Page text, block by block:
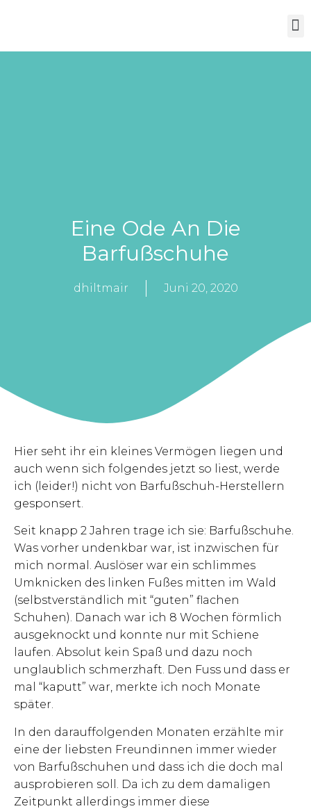
Eine Ode An Die
Barfußschuhe
dhiltmair Juni 20, 2020
Hier seht ihr ein kleines Vermögen liegen und
auch wenn sich folgendes jetzt so liest, werde
ich (leider!) nicht von Barfußschuh-Herstellern
gesponsert.
Seit knapp 2 Jahren trage ich sie: Barfußschuhe.
Was vorher undenkbar war, ist inzwischen für
mich normal. Auslöser war ein schlimmes
Umknicken des linken Fußes mitten im Wald
(selbstverständlich mit “guten” flachen
Schuhen). Danach war ich 8 Wochen förmlich
ausgeknockt und konnte nur mit Schiene
laufen. Absolut kein Spaß und dazu noch
unglaublich schmerzhaft. Den Fuss und dass er
mal “kaputt” war, merkte ich noch Monate
später.
In den darauffolgenden Monaten erzählte mir
eine der liebsten Freundinnen immer wieder
von Barfußschuhen und dass ich die doch mal
ausprobieren soll. Da ich zu dem damaligen
Zeitpunkt allerdings immer diese